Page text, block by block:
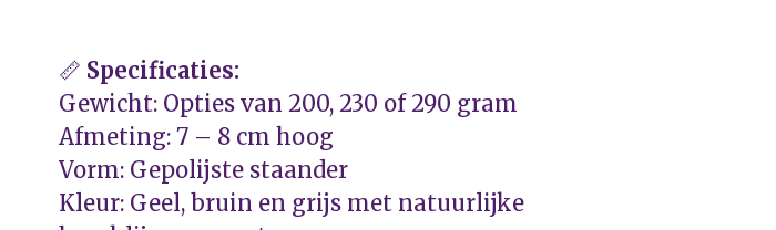
📏 Specificaties:
Gewicht: Opties van 200, 230 of 290 gram
Afmeting: 7 – 8 cm hoog
Vorm: Gepolijste staander
Kleur: Geel, bruin en grijs met natuurlijke